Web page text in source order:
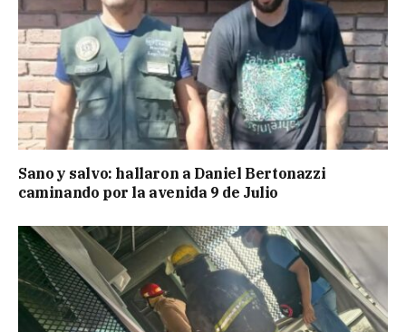
Sano y salvo: hallaron a Daniel Bertonazzi
caminando por la avenida 9 de Julio